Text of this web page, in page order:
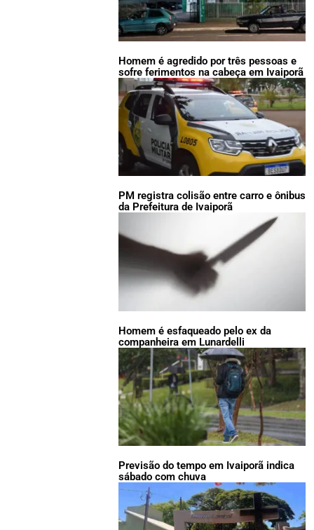
Homem é agredido por três pessoas e
sofre ferimentos na cabeça em Ivaiporã
PM registra colisão entre carro e ônibus
da Prefeitura de Ivaiporã
Homem é esfaqueado pelo ex da
companheira em Lunardelli
Previsão do tempo em Ivaiporã indica
sábado com chuva